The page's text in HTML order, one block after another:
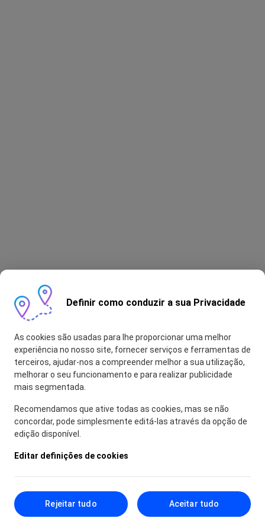
Definir como conduzir a sua Privacidade
As cookies são usadas para lhe proporcionar uma melhor
experiência no nosso site, fornecer serviços e ferramentas de
terceiros, ajudar-nos a compreender melhor a sua utilização,
melhorar o seu funcionamento e para realizar publicidade
mais segmentada.
Recomendamos que ative todas as cookies, mas se não
concordar, pode simplesmente editá-las através da opção de
edição disponível.
Editar definições de cookies
Rejeitar tudo Aceitar tudo